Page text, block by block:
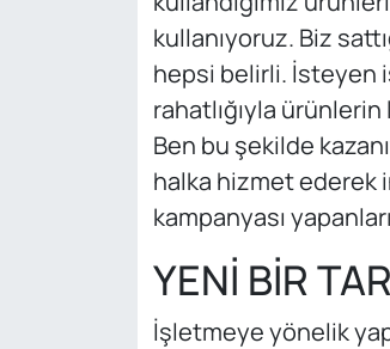
kullanıyoruz. Biz
hepsi belirli. İsteyen
rahatlığıyla ürünlerin
Ben bu şekilde
halka hizmet ederek
kampanyası
YENİ BİR
İşletmeye yönelik